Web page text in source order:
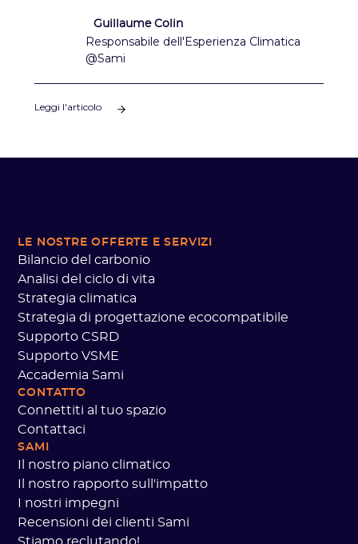
Guillaume Colin
Responsabile dell'Esperienza Climatica
@Sami
Leggi l'articolo
LE NOSTRE OFFERTE E SERVIZI
Bilancio del carbonio
Analisi del ciclo di vita
Strategia climatica
Strategia di progettazione ecocompatibile
Supporto CSRD
Supporto VSME
Accademia Sami
CONTATTO
Connettiti al tuo spazio
Contattaci
SAMI
Il nostro piano climatico
Il nostro rapporto sull'impatto
I nostri impegni
Recensioni dei clienti Sami
Stiamo reclutando!